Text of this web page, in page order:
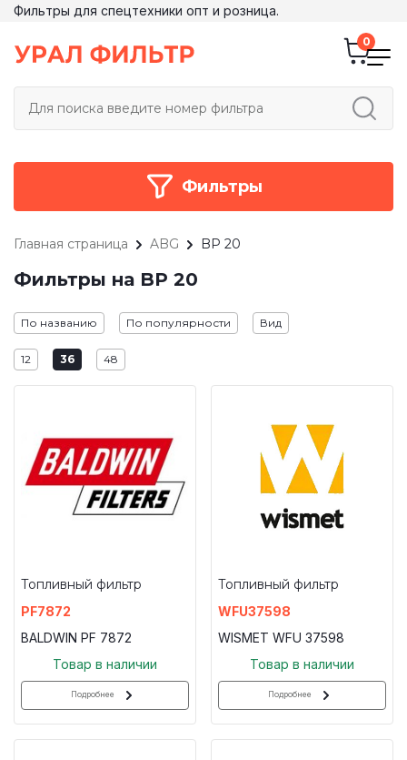
Фильтры для спецтехники опт и розница.
Фильтры
Главная страница ABG BP 20
Фильтры на BP 20
По названию По популярности Вид
12 36 48
Топливный фильтр
PF7872
BALDWIN PF 7872
Товар в наличии
Подробнее
Топливный фильтр
WFU37598
WISMET WFU 37598
Товар в наличии
Подробнее